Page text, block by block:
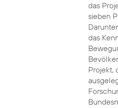
das
sieben
das
Projekt,